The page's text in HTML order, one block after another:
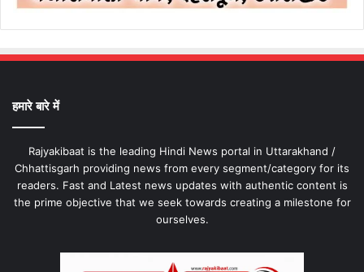
हमारे बारे में
Rajyakibaat is the leading Hindi News portal in Uttarakhand /
Chhattisgarh providing news from every segment/category for its
readers. Fast and Latest news updates with authentic content is
the prime objective that we seek towards creating a milestone for
ourselves.